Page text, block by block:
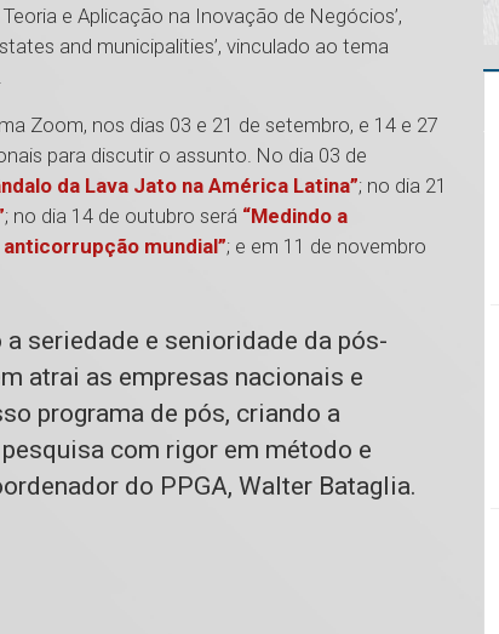
e Aplicação na Inovação de Negócios’,
and municipalities’, vinculado ao tema
Zoom, nos dias 03 e 21 de setembro, e 14 e 27
para discutir o assunto. No dia 03 de
da Lava Jato na América Latina”; no dia 21
; no dia 14 de outubro será “Medindo a
anticorrupção mundial”; e em 11 de novembro
a seriedade e senioridade da pós-
atrai as empresas nacionais e
programa de pós, criando a
com rigor em método e
do PPGA, Walter Bataglia.